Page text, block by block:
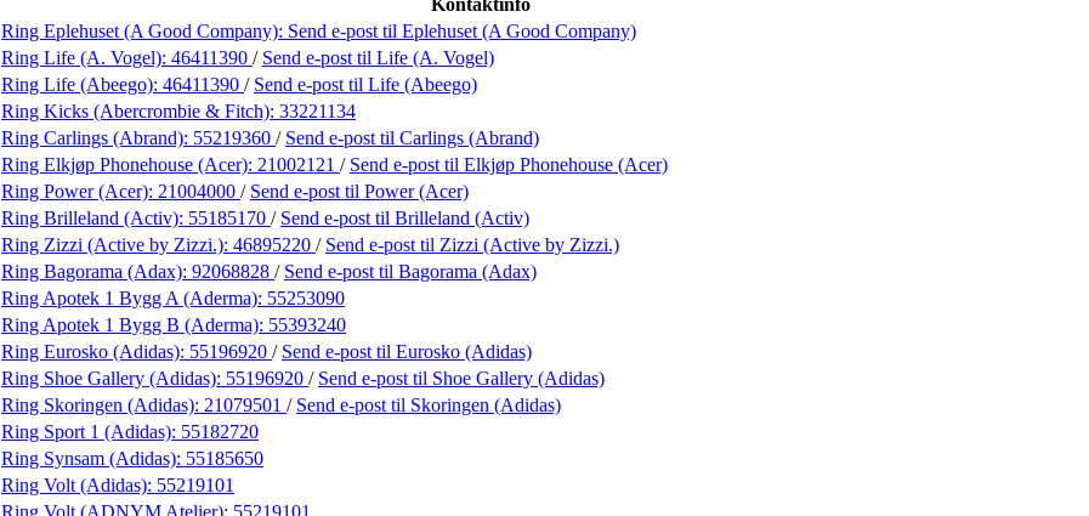
Ring Eplehuset (A Good Company): Send e-post til Eplehuset (A Good Company)
Ring Life (A. Vogel): 46411390 / Send e-post til Life (A. Vogel)
Ring Life (Abeego): 46411390 / Send e-post til Life (Abeego)
Ring Kicks (Abercrombie & Fitch): 33221134
Ring Carlings (Abrand): 55219360 / Send e-post til Carlings (Abrand)
Ring Elkjøp Phonehouse (Acer): 21002121 / Send e-post til Elkjøp Phonehouse (Acer)
Ring Power (Acer): 21004000 / Send e-post til Power (Acer)
Ring Brilleland (Activ): 55185170 / Send e-post til Brilleland (Activ)
Ring Zizzi (Active by Zizzi.): 46895220 / Send e-post til Zizzi (Active by Zizzi.)
Ring Bagorama (Adax): 92068828 / Send e-post til Bagorama (Adax)
Ring Apotek 1 Bygg A (Aderma): 55253090
Ring Apotek 1 Bygg B (Aderma): 55393240
Ring Eurosko (Adidas): 55196920 / Send e-post til Eurosko (Adidas)
Ring Shoe Gallery (Adidas): 55196920 / Send e-post til Shoe Gallery (Adidas)
Ring Skoringen (Adidas): 21079501 / Send e-post til Skoringen (Adidas)
Ring Sport 1 (Adidas): 55182720
Ring Synsam (Adidas): 55185650
Ring Volt (Adidas): 55219101
Ring Volt (ADNYM Atelier): 55219101